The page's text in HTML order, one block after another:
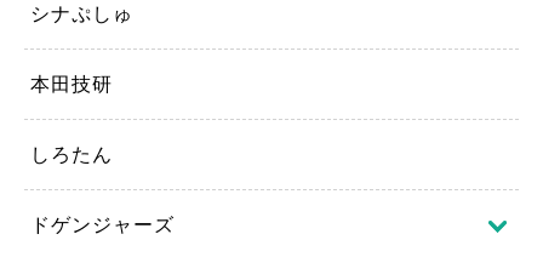
シナぷしゅ
本田技研
しろたん
ドゲンジャーズ